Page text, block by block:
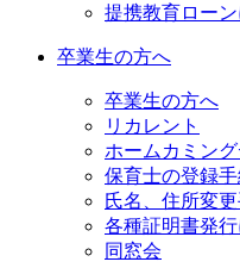
提携教育ロー
卒業生の方へ
卒業生の方へ
リカレント
ホームカミン
保育士の登録
氏名、住所変更
各種証明書発
同窓会